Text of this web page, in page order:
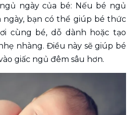
ngày của bé: Nếu bé ngủ
ngày, bạn có thể giúp bé thức
cùng bé, dỗ dành hoặc tạo
nhàng. Điều này sẽ giúp bé
giấc ngủ đêm sâu hơn.